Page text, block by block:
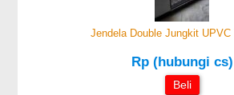
Jendela Double Jungkit UPVC
Rp (hubungi cs)
Beli